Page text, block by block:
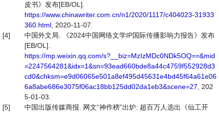
皮书》发布[EB/OL].
https://www.chinawriter.com.cn/n1/2020/1117/c404023-31933
360.html , 2020-11-07.
[4]
中国外文局. 《2024中国网络文学IP国际传播影响力报告》发布
[EB/OL].
https://mp.weixin.qq.com/s?__biz=MzIzMDc0NDk5OQ==&mid
=2247564281&idx=1&sn=93ead660bde8a44c4759f552928d3
cd0&chksm=e9d06065e501a8ef495d45631e4bd45f64a61e06
6a8abe686e3075f06ac18bb125dd02da1eb3&scene=27 , 202
5-01-03.
[5]
中国出版传媒商报. 网文“神作榜”出炉: 超百万人选出《仙工开